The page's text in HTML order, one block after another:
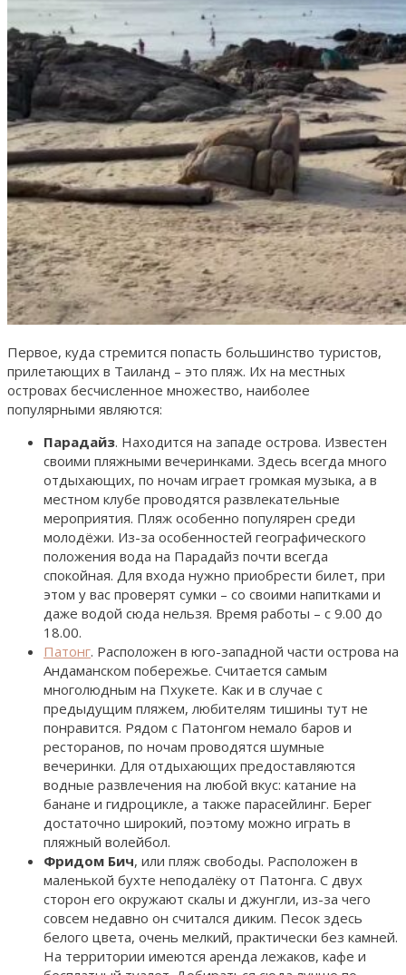
Первое, куда стремится попасть большинство туристов,
прилетающих в Таиланд – это пляж. Их на местных
островах бесчисленное множество, наиболее
популярными являются:
Парадайз. Находится на западе острова. Известен
своими пляжными вечеринками. Здесь всегда много
отдыхающих, по ночам играет громкая музыка, а в
местном клубе проводятся развлекательные
мероприятия. Пляж особенно популярен среди
молодёжи. Из-за особенностей географического
положения вода на Парадайз почти всегда
спокойная. Для входа нужно приобрести билет, при
этом у вас проверят сумки – со своими напитками и
даже водой сюда нельзя. Время работы – с 9.00 до
18.00.
Патонг. Расположен в юго-западной части острова на
Андаманском побережье. Считается самым
многолюдным на Пхукете. Как и в случае с
предыдущим пляжем, любителям тишины тут не
понравится. Рядом с Патонгом немало баров и
ресторанов, по ночам проводятся шумные
вечеринки. Для отдыхающих предоставляются
водные развлечения на любой вкус: катание на
банане и гидроцикле, а также парасейлинг. Берег
достаточно широкий, поэтому можно играть в
пляжный волейбол.
Фридом Бич, или пляж свободы. Расположен в
маленькой бухте неподалёку от Патонга. С двух
сторон его окружают скалы и джунгли, из-за чего
совсем недавно он считался диким. Песок здесь
белого цвета, очень мелкий, практически без камней.
На территории имеются аренда лежаков, кафе и